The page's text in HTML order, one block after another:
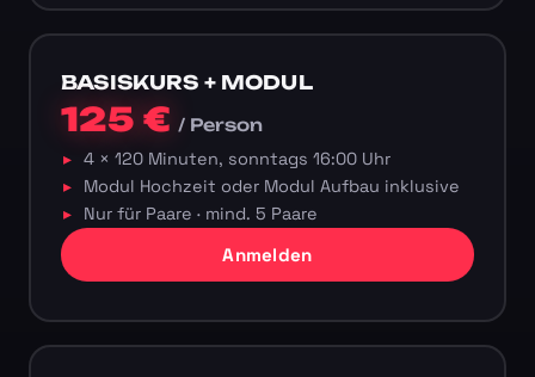
BASISKURS + MODUL
125 €/ Person
4 × 120 Minuten, sonntags 16:00 Uhr
Modul Hochzeit oder Modul Aufbau inklusive
Nur für Paare · mind. 5 Paare
Anmelden